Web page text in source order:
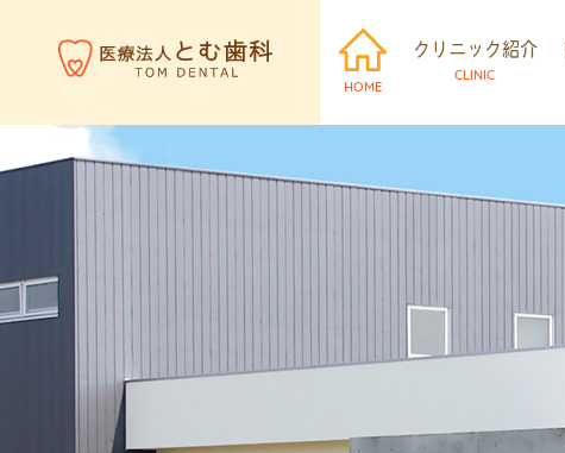
HOME
クリニック紹介
CLINIC